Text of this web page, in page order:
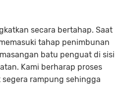
secara bertahap. Saat
tahap penimbunan
batu penguat di sisi
Kami berharap proses
rampung sehingga